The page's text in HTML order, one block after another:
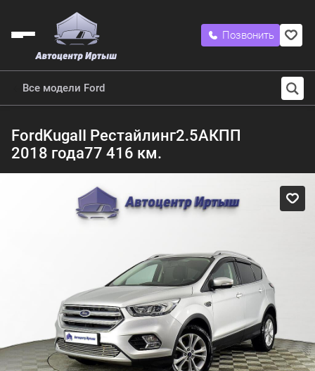
Позвонить
Все модели Ford
FordKugaII Рестайлинг2.5АКПП
2018 года77 416 км.